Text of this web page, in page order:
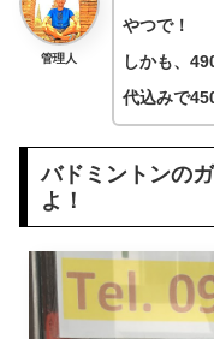
管理人
やつで！
しかも、
代込みで
バドミントンの
よ！